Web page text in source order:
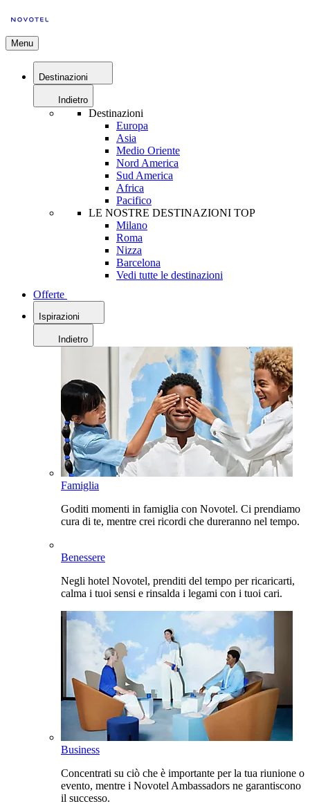
Menu
Destinazioni
Indietro
Destinazioni
Europa
Asia
Medio Oriente
Nord America
Sud America
Africa
Pacifico
LE NOSTRE DESTINAZIONI TOP
Milano
Roma
Nizza
Barcelona
Vedi tutte le destinazioni
Offerte
Ispirazioni
Indietro
Famiglia
Goditi momenti in famiglia con Novotel. Ci prendiamo
cura di te, mentre crei ricordi che dureranno nel tempo.
Benessere
Negli hotel Novotel, prenditi del tempo per ricaricarti,
calma i tuoi sensi e rinsalda i legami con i tuoi cari.
Business
Concentrati su ciò che è importante per la tua riunione o
evento, mentre i Novotel Ambassadors ne garantiscono
il successo.